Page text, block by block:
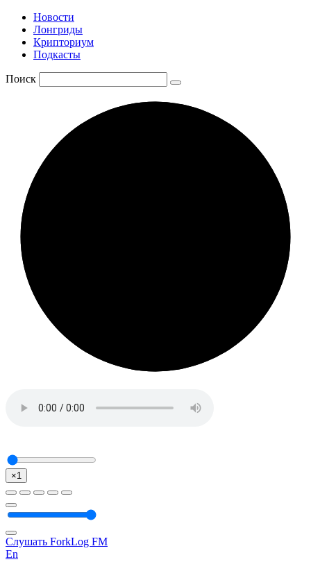
Новости
Лонгриды
Крипториум
Подкасты
Поиск
×1
Слушать ForkLog FM
En